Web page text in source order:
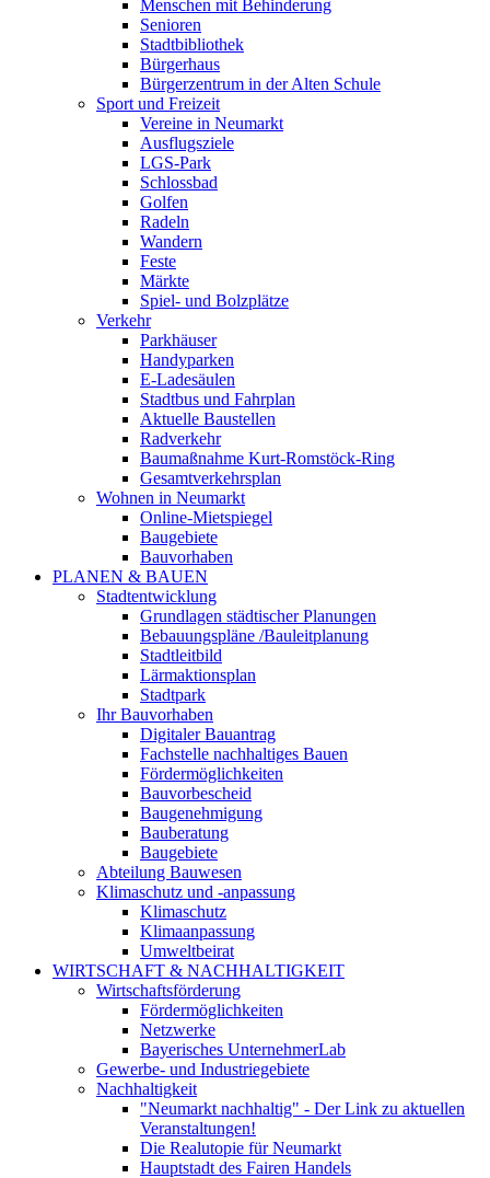
Menschen mit Behinderung
Senioren
Stadtbibliothek
Bürgerhaus
Bürgerzentrum in der Alten Schule
Sport und Freizeit
Vereine in Neumarkt
Ausflugsziele
LGS-Park
Schlossbad
Golfen
Radeln
Wandern
Feste
Märkte
Spiel- und Bolzplätze
Verkehr
Parkhäuser
Handyparken
E-Ladesäulen
Stadtbus und Fahrplan
Aktuelle Baustellen
Radverkehr
Baumaßnahme Kurt-Romstöck-Ring
Gesamtverkehrsplan
Wohnen in Neumarkt
Online-Mietspiegel
Baugebiete
Bauvorhaben
PLANEN & BAUEN
Stadtentwicklung
Grundlagen städtischer Planungen
Bebauungspläne /Bauleitplanung
Stadtleitbild
Lärmaktionsplan
Stadtpark
Ihr Bauvorhaben
Digitaler Bauantrag
Fachstelle nachhaltiges Bauen
Fördermöglichkeiten
Bauvorbescheid
Baugenehmigung
Bauberatung
Baugebiete
Abteilung Bauwesen
Klimaschutz und -anpassung
Klimaschutz
Klimaanpassung
Umweltbeirat
WIRTSCHAFT & NACHHALTIGKEIT
Wirtschaftsförderung
Fördermöglichkeiten
Netzwerke
Bayerisches UnternehmerLab
Gewerbe- und Industriegebiete
Nachhaltigkeit
"Neumarkt nachhaltig" - Der Link zu aktuellen
Veranstaltungen!
Die Realutopie für Neumarkt
Hauptstadt des Fairen Handels